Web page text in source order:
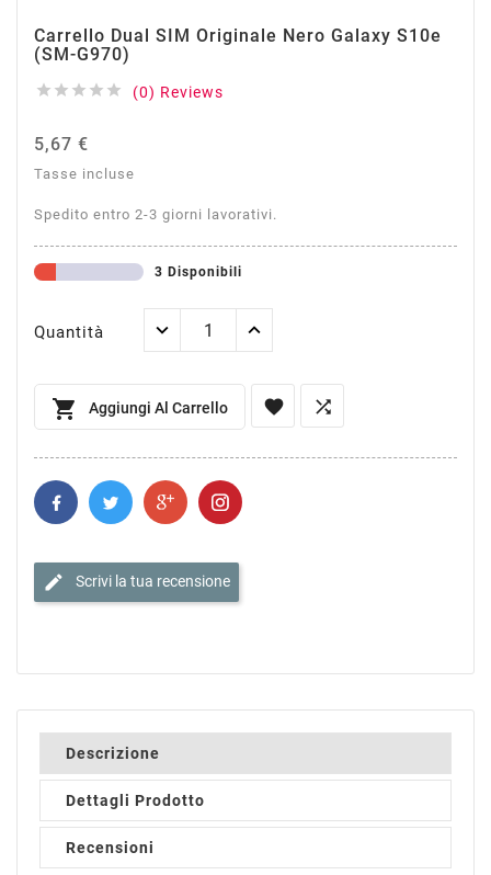
Carrello Dual SIM Originale Nero Galaxy S10e
(SM-G970)
     (0) Reviews
5,67 €
Tasse incluse
Spedito entro 2-3 giorni lavorativi.
3 Disponibili
Quantità
 Aggiungi Al Carrello  
edit Scrivi la tua recensione
Descrizione
Dettagli Prodotto
Recensioni